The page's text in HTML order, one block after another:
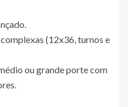
(12x36, turnos e
ou grande porte com